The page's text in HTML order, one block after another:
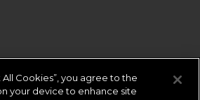
Cookies”, you agree to the
your device to enhance site